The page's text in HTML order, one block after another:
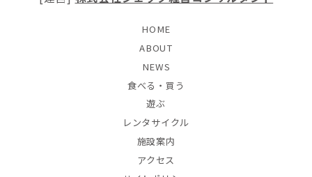
HOME
ABOUT
NEWS
食べる・買う
遊ぶ
レンタサイクル
施設案内
アクセス